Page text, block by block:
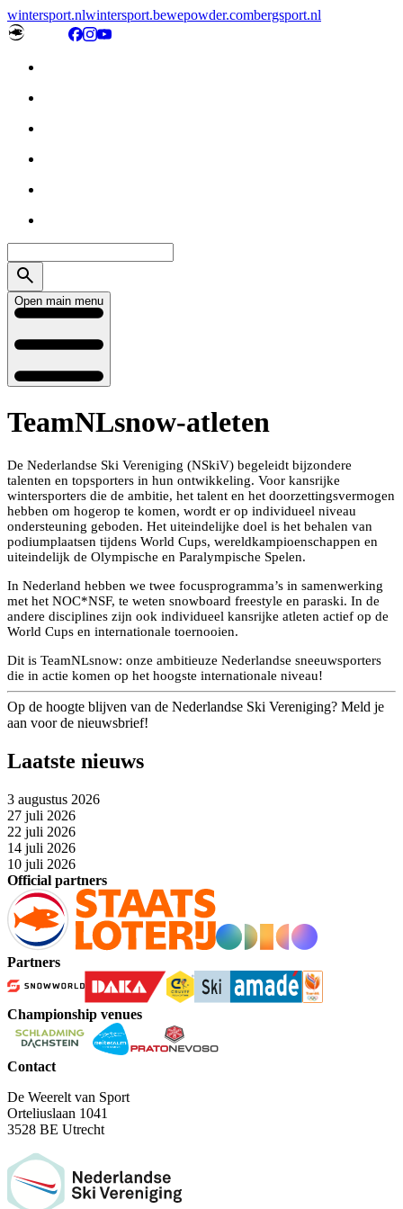
wintersport.nlwintersport.bewepowder.combergsport.nl
Open main menu
TeamNLsnow-atleten
De Nederlandse Ski Vereniging (NSkiV) begeleidt bijzondere
talenten en topsporters in hun ontwikkeling. Voor kansrijke
wintersporters die de ambitie, het talent en het doorzettingsvermogen
hebben om hogerop te komen, wordt er op individueel niveau
ondersteuning geboden. Het uiteindelijke doel is het behalen van
podiumplaatsen tijdens World Cups, wereldkampioenschappen en
uiteindelijk de Olympische en Paralympische Spelen.
In Nederland hebben we twee focusprogramma’s in samenwerking
met het NOC*NSF, te weten snowboard freestyle en paraski. In de
andere disciplines zijn ook individueel kansrijke atleten actief op de
World Cups en internationale toernooien.
Dit is TeamNLsnow: onze ambitieuze Nederlandse sneeuwsporters
die in actie komen op het hoogste internationale niveau!
Op de hoogte blijven van de Nederlandse Ski Vereniging? Meld je
aan voor de nieuwsbrief!
Laatste nieuws
3 augustus 2026
27 juli 2026
22 juli 2026
14 juli 2026
10 juli 2026
Official partners
Partners
Championship venues
Contact
De Weerelt van Sport
Orteliuslaan 1041
3528 BE Utrecht